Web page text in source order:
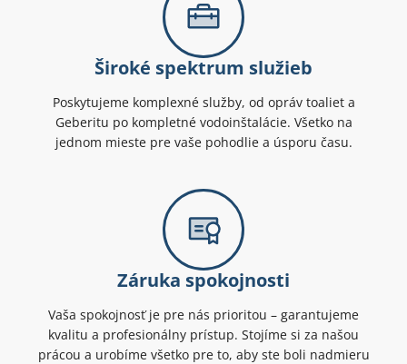
Široké spektrum služieb
Poskytujeme komplexné služby, od opráv toaliet a
Geberitu po kompletné vodoinštalácie. Všetko na
jednom mieste pre vaše pohodlie a úsporu času.
Záruka spokojnosti
Vaša spokojnosť je pre nás prioritou – garantujeme
kvalitu a profesionálny prístup. Stojíme si za našou
prácou a urobíme všetko pre to, aby ste boli nadmieru